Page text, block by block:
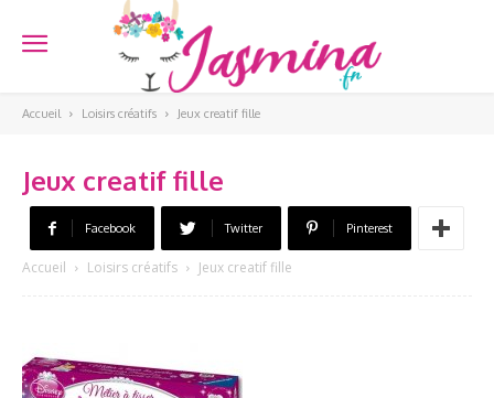
Accueil Loisirs créatifs Jeux creatif fille
Jeux creatif fille
Facebook Twitter Pinterest
Accueil Loisirs créatifs Jeux creatif fille